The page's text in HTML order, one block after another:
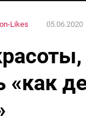
Likes 05.06.2020
«как